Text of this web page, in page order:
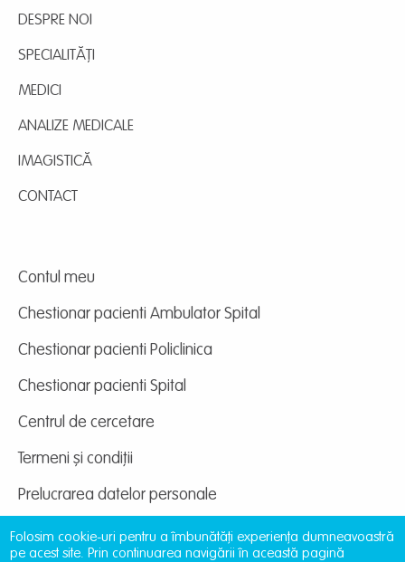
DESPRE NOI
SPECIALITĂȚI
MEDICI
ANALIZE MEDICALE
IMAGISTICĂ
CONTACT
Contul meu
Chestionar pacienti Ambulator Spital
Chestionar pacienti Policlinica
Chestionar pacienti Spital
Centrul de cercetare
Termeni și condiții
Prelucrarea datelor personale
Folosim cookie-uri pentru a îmbunătăți experiența dumneavoastră
pe acest site. Prin continuarea navigării în această pagină